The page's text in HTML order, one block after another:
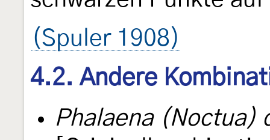
(Spuler 1908)
4.2. Andere
Phalaena (Noctua)